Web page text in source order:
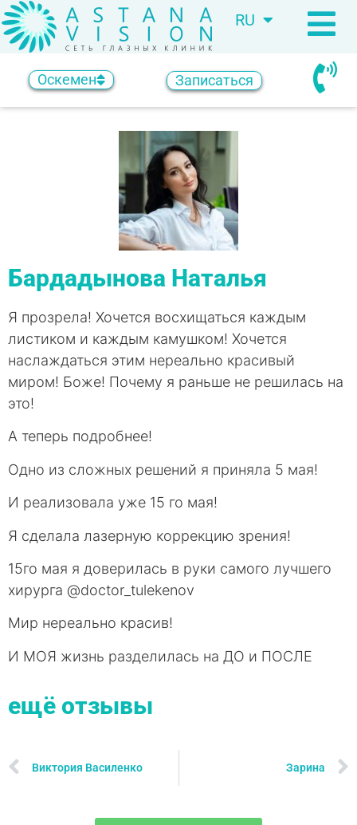
RU
KZ
Оскемен Записаться
Бардадынова Наталья
Я прозрела! Хочется восхищаться каждым
листиком и каждым камушком! Хочется
наслаждаться этим нереально красивый
миром! Боже! Почему я раньше не решилась на
это! ⠀
А теперь подробнее! ⠀
Одно из сложных решений я приняла 5 мая!
И реализовала уже 15 го мая!
Я сделала лазерную коррекцию зрения!
15го мая я доверилась в руки самого лучшего
хирурга @doctor_tulekenov
Мир нереально красив!
И МОЯ жизнь разделилась на ДО и ПОСЛЕ
ещё отзывы
Виктория Василенко Зарина